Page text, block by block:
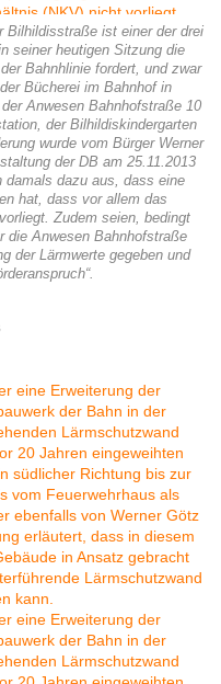
Bilhildisstraße ist einer der drei
seiner heutigen Sitzung die
Bahnhlinie fordert, und zwar
Bücherei im Bahnhof in
Anwesen Bahnhofstraße 10
der Bilhildiskindergarten
wurde vom Bürger Werner
der DB am 25.11.2013
damals dazu aus, dass eine
hat, dass vor allem das
Zudem seien, bedingt
die Anwesen Bahnhofstraße
der Lärmwerte gegeben und